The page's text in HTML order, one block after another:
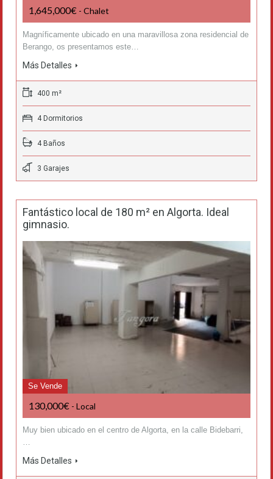
1,645,000€ - Chalet
Magníficamente ubicado en una maravillosa zona residencial de
Berango, os presentamos este…
Más Detalles
400 m²
4 Dormitorios
4 Baños
3 Garajes
Fantástico local de 180 m² en Algorta. Ideal
gimnasio.
Se Vende
130,000€ - Local
Muy bien ubicado en el centro de Algorta, en la calle Bidebarri,
…
Más Detalles